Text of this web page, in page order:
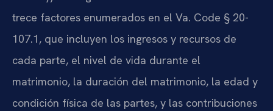
trece factores enumerados en el Va. Code § 20-
107.1, que incluyen los ingresos y recursos de
cada parte, el nivel de vida durante el
matrimonio, la duración del matrimonio, la edad y
condición física de las partes, y las contribuciones